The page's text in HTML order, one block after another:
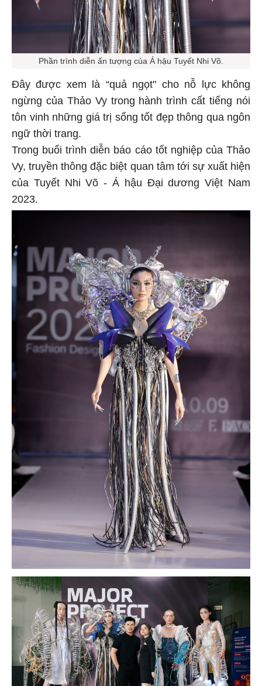
Phần trình diễn ấn tượng của Á hậu Tuyết Nhi Võ.
Đây được xem là “quả ngọt" cho nỗ lực không
ngừng của Thảo Vy trong hành trình cất tiếng nói
tôn vinh những giá trị sống tốt đẹp thông qua ngôn
ngữ thời trang.
Trong buổi trình diễn báo cáo tốt nghiệp của Thảo
Vy, truyền thông đặc biệt quan tâm tới sự xuất hiện
của Tuyết Nhi Võ - Á hậu Đại dương Việt Nam
2023.